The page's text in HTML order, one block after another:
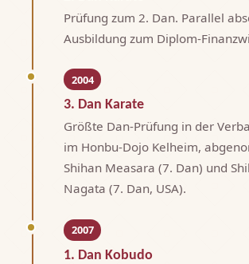
Prüfung zum 2. Dan. Parallel
Ausbildung zum Diplom-
2004
3. Dan Karate
Größte Dan-Prüfung in der
im Honbu-Dojo Kelheim,
Shihan Measara (7. Dan) und
Nagata (7. Dan, USA).
2007
1. Dan Kobudo